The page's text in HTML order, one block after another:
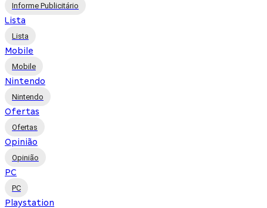
Informe Publicitário
Lista
Lista
Mobile
Mobile
Nintendo
Nintendo
Ofertas
Ofertas
Opinião
Opinião
PC
PC
Playstation